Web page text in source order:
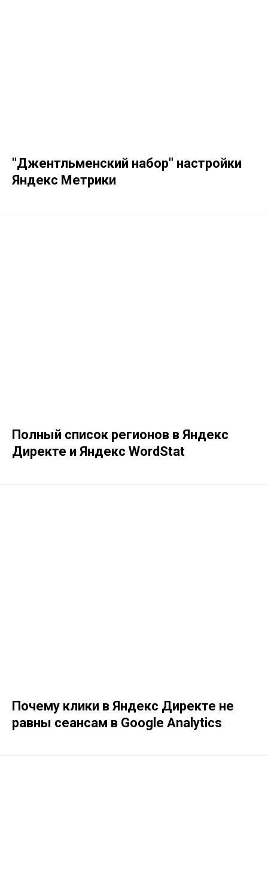
"Джентльменский набор" настройки
Яндекс Метрики
Полный список регионов в Яндекс
Директе и Яндекс WordStat
Почему клики в Яндекс Директе не
равны сеансам в Google Analytics